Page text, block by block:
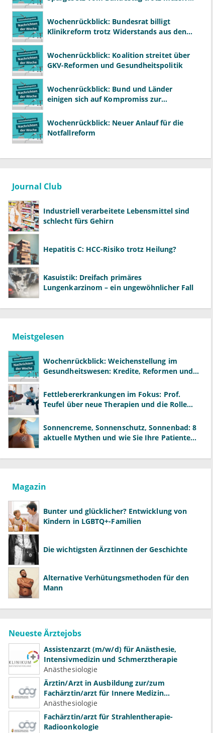
Wochenrückblick: Bundesrat billigt
Klinikreform trotz Widerstands aus den
Wochenrückblick: Koalition streitet über
GKV-Reformen und Gesundheitspolitik
Wochenrückblick: Bund und Länder
einigen sich auf Kompromiss zur
Wochenrückblick: Neuer Anlauf für die
Notfallreform
Journal Club
Industriell verarbeitete Lebensmittel sind
schlecht fürs Gehirn
Hepatitis C: HCC-Risiko trotz Heilung?
Kasuistik: Dreifach primäres
Lungenkarzinom – ein ungewöhnlicher Fall
Meistgelesen
Wochenrückblick: Weichenstellung im
Gesundheitswesen: Kredite, Reformen und
Fettlebererkrankungen im Fokus: Prof.
Teufel über neue Therapien und die Rolle
Sonnencreme, Sonnenschutz, Sonnenbad: 8
aktuelle Mythen und wie Sie Ihre Patienten
Magazin
Bunter und glücklicher? Entwicklung von
Kindern in LGBTQ+-Familien
Die wichtigsten Ärztinnen der Geschichte
Alternative Verhütungsmethoden für den
Mann
Neueste Ärztejobs
Assistenzarzt (m/w/d) für Anästhesie,
Intensivmedizin und Schmerztherapie
Anästhesiologie
Ärztin/Arzt in Ausbildung zur/zum
Fachärztin/arzt für Innere Medizin
(Kardiologie, Nephrologie, Intensivmedizin)
Anästhesiologie
Fachärztin/arzt für Strahlentherapie-
Radioonkologie